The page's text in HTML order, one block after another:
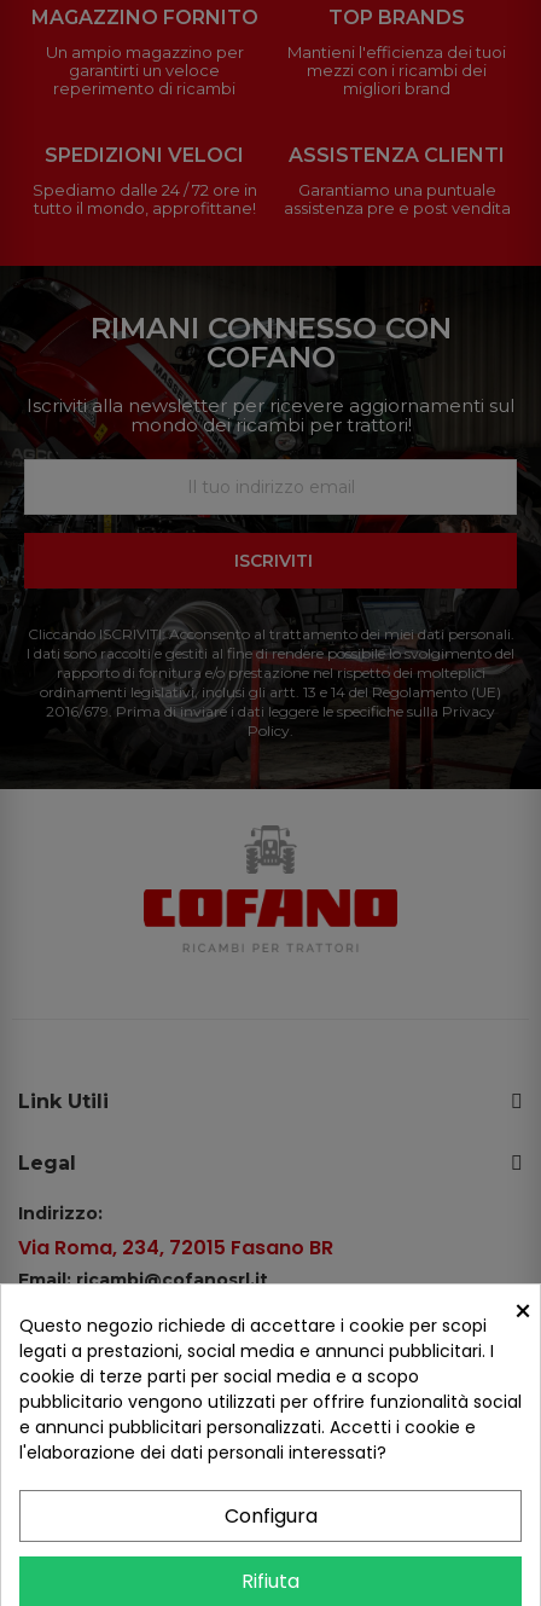
MAGAZZINO FORNITO
Un ampio magazzino per
garantirti un veloce
reperimento di ricambi
TOP BRANDS
Mantieni l'efficienza dei tuoi
mezzi con i ricambi dei
migliori brand
SPEDIZIONI VELOCI
Spediamo dalle 24 / 72 ore in
tutto il mondo, approfittane!
ASSISTENZA CLIENTI
Garantiamo una puntuale
assistenza pre e post vendita
RIMANI CONNESSO CON
COFANO
Iscriviti alla newsletter per ricevere aggiornamenti sul
mondo dei ricambi per trattori!
ISCRIVITI
Cliccando ISCRIVITI: Acconsento al trattamento dei miei dati personali.
I dati sono raccolti e gestiti al fine di rendere possibile lo svolgimento del
rapporto di fornitura e/o prestazione nel rispetto dei molteplici
ordinamenti legislativi, inclusi gli artt. 13 e 14 del Regolamento (UE)
2016/679. Prima di inviare i dati leggere le specifiche sulla Privacy
Policy.
Link Utili
Legal
Indirizzo:
Via Roma, 234, 72015 Fasano BR
Email: ricambi@cofanosrl.it
Tel.: +39 080 44 13 478
WhatsApp: +39 334 98 51 100
Metodi di pagamento
×
Questo negozio richiede di accettare i cookie per scopi
legati a prestazioni, social media e annunci pubblicitari. I
cookie di terze parti per social media e a scopo
pubblicitario vengono utilizzati per offrire funzionalità social
e annunci pubblicitari personalizzati. Accetti i cookie e
l'elaborazione dei dati personali interessati?
Configura
Rifiuta